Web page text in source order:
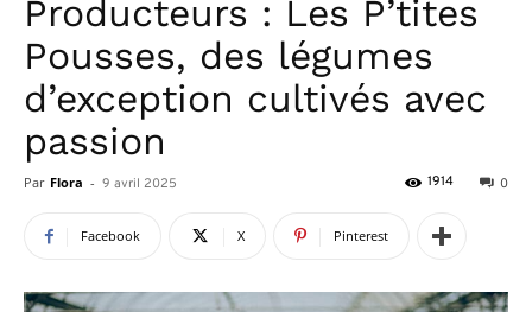
Producteurs : Les P’tites
Pousses, des légumes
d’exception cultivés avec
passion
Par Flora - 9 avril 2025 0
1914
Facebook X Pinterest